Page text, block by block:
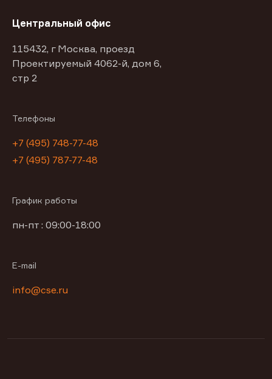
Центральный офис
115432, г Москва, проезд
Проектируемый 4062-й, дом 6,
стр 2
Телефоны
+7 (495) 748-77-48
+7 (495) 787-77-48
График работы
пн-пт : 09:00-18:00
E-mail
info@cse.ru